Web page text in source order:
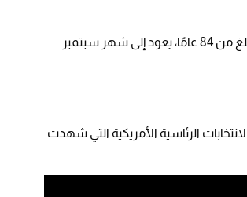
وكشفت صحيفة «إندبندنت» البريطانية أن سبب منع مورغان فريمان، الذي يبلغ من 84 عامًا، يعود إلى شهر سبتمبر
الرئاسية الأمريكية التي شهدت